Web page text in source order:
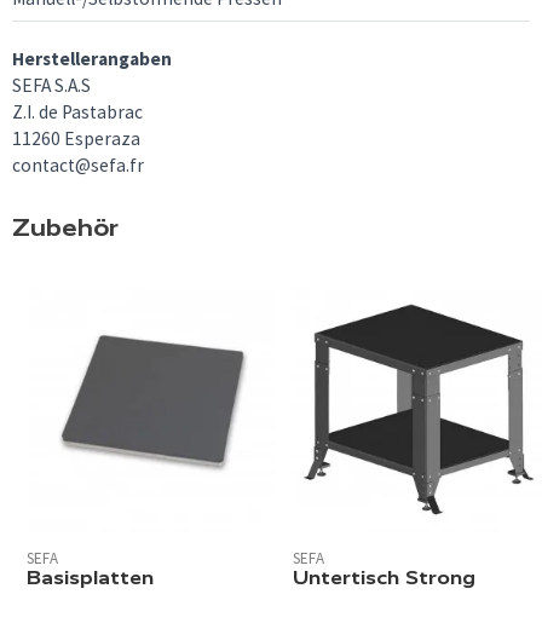
Herstellerangaben
SEFA S.A.S
Z.I. de Pastabrac
11260 Esperaza
contact@sefa.fr
Zubehör
SEFA
Basisplatten
SEFA
Untertisch Strong